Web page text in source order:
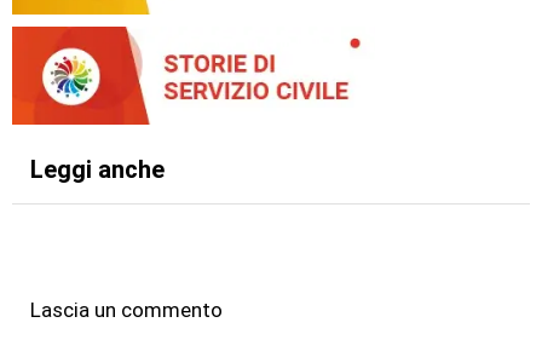
Leggi anche
Lascia un commento